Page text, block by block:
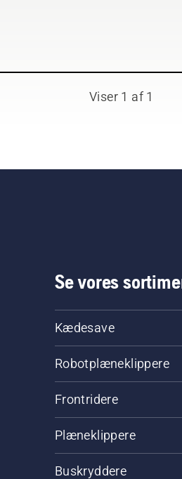
Viser 1 af 1
Se vores
Kædesave
Robotplæneklippere
Frontridere
Plæneklippere
Buskryddere